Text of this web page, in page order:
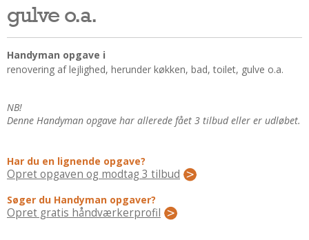
Reparation Og Vedligehold
Om Materialer
ELEKTRIKER
Udskiftning Og Montage
Om Materialer
Tips Og Tests
gulve o.a.
Handyman opgave i
renovering af lejlighed, herunder køkken, bad, toilet, gulve o.a.
NB!
Denne Handyman opgave har allerede fået 3 tilbud eller er udløbet.
Har du en lignende opgave?
Opret opgaven og modtag 3 tilbud
Søger du Handyman opgaver?
Opret gratis håndværkerprofil